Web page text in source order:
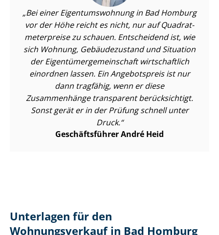
Bei einer Ei­gen­tums­woh­nung in Bad Homburg
vor der Höhe reicht es nicht, nur auf Qua­drat­
me­ter­prei­se zu schauen. Entscheidend ist, wie
sich Wohnung, Gebäudezustand und Situation
der Ei­gen­tü­mer­ge­mein­schaft wirtschaftlich
einordnen lassen. Ein Angebotspreis ist nur
dann tragfähig, wenn er diese
Zusammenhänge transparent berücksichtigt.
Sonst gerät er in der Prüfung schnell unter
Druck.
Geschäftsführer André Heid
Unterlagen für den
Wohnungsverkauf in Bad Homburg